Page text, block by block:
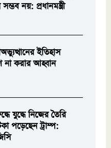
নয়: প্রধানমন্ত্রী
ইতিহাস
না করার আহ্বান
যুদ্ধে নিজের তৈরি
পড়েছেন ট্রাম্প: